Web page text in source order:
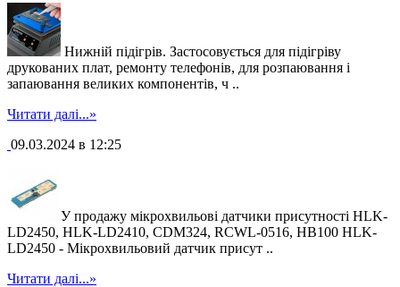
Нижній підігрів. Застосовується для підігріву
друкованих плат, ремонту телефонів, для розпаювання і
запаювання великих компонентів, ч ..
Читати далі...»
09.03.2024 в 12:25
У продажу мікрохвильові датчики присутності HLK-
LD2450, HLK-LD2410, CDM324, RCWL-0516, HB100 HLK-
LD2450 - Мікрохвильовий датчик присут ..
Читати далі...»